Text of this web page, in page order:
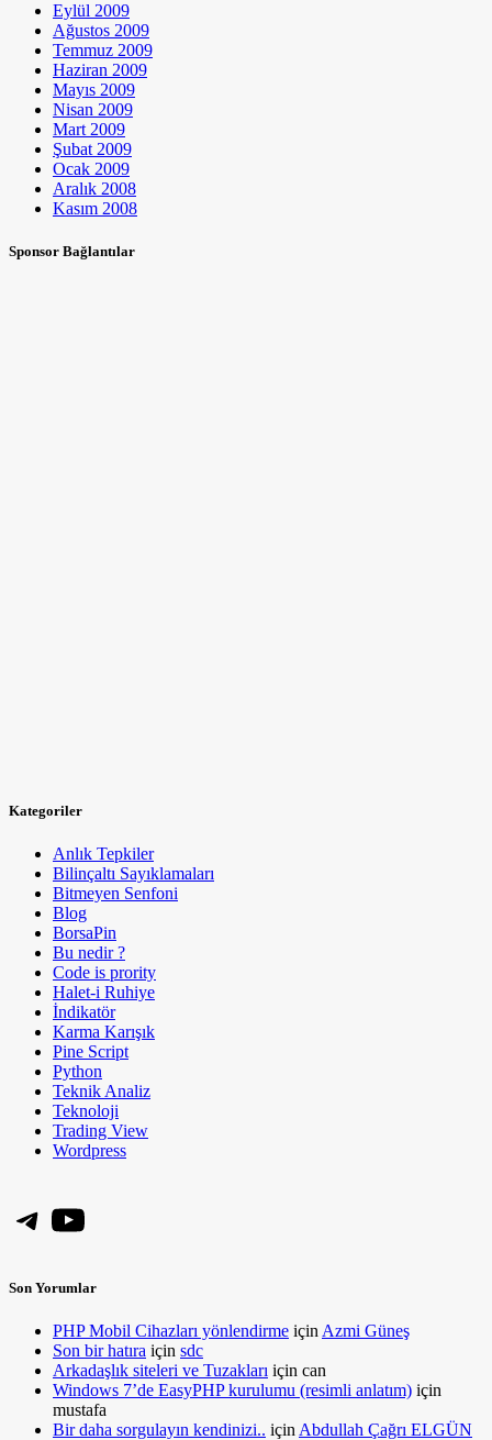
Eylül 2009
Ağustos 2009
Temmuz 2009
Haziran 2009
Mayıs 2009
Nisan 2009
Mart 2009
Şubat 2009
Ocak 2009
Aralık 2008
Kasım 2008
Sponsor Bağlantılar
Kategoriler
Anlık Tepkiler
Bilinçaltı Sayıklamaları
Bitmeyen Senfoni
Blog
BorsaPin
Bu nedir ?
Code is prority
Halet-i Ruhiye
İndikatör
Karma Karışık
Pine Script
Python
Teknik Analiz
Teknoloji
Trading View
Wordpress
Telegram
YouTube
Son Yorumlar
PHP Mobil Cihazları yönlendirme için Azmi Güneş
Son bir hatıra için sdc
Arkadaşlık siteleri ve Tuzakları için can
Windows 7’de EasyPHP kurulumu (resimli anlatım) için
mustafa
Bir daha sorgulayın kendinizi.. için Abdullah Çağrı ELGÜN